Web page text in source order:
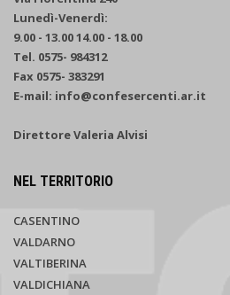
Lunedì-Venerdì:
9.00 - 13.00 14.00 - 18.00
Tel. 0575- 984312
Fax 0575- 383291
E-mail: info@confesercenti.ar.it
Direttore Valeria Alvisi
NEL TERRITORIO
CASENTINO
VALDARNO
VALTIBERINA
VALDICHIANA